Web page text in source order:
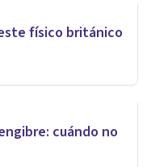
físico británico
cuándo no